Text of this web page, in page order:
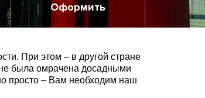
Оформить
При этом – в другой стране
была омрачена досадными
просто – Вам необходим наш